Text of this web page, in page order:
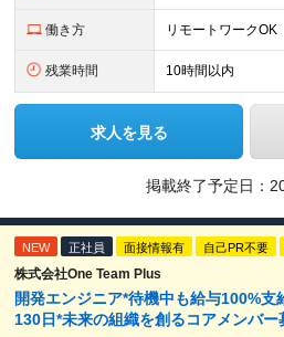
働き方 リモートワークOK
残業時間 10時間以内
求人を見る
掲載終了予定日：
NEW 正社員 面接情報有 自己PR不要
株式会社One Team Plus
開発エンジニア*待機中も給与100%支
130日*未来の組織を創るコアメンバー